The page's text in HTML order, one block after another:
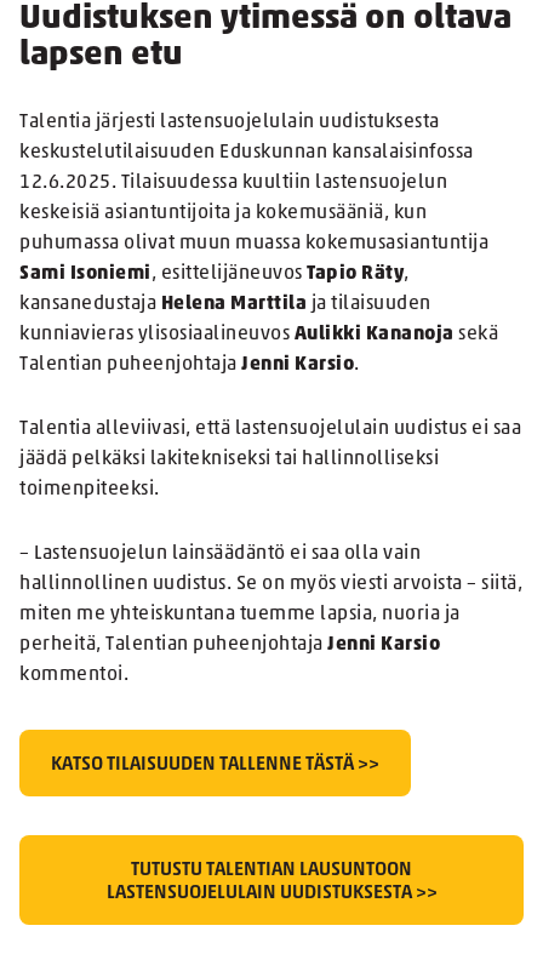
Uudistuksen ytimessä on oltava
lapsen etu
Talentia järjesti lastensuojelulain uudistuksesta
keskustelutilaisuuden Eduskunnan kansalaisinfossa
12.6.2025. Tilaisuudessa kuultiin lastensuojelun
keskeisiä asiantuntijoita ja kokemusääniä, kun
puhumassa olivat muun muassa kokemusasiantuntija
Sami Isoniemi, esittelijäneuvos Tapio Räty,
kansanedustaja Helena Marttila ja tilaisuuden
kunniavieras ylisosiaalineuvos Aulikki Kananoja sekä
Talentian puheenjohtaja Jenni Karsio.
Talentia alleviivasi, että lastensuojelulain uudistus ei saa
jäädä pelkäksi lakitekniseksi tai hallinnolliseksi
toimenpiteeksi.
– Lastensuojelun lainsäädäntö ei saa olla vain
hallinnollinen uudistus. Se on myös viesti arvoista – siitä,
miten me yhteiskuntana tuemme lapsia, nuoria ja
perheitä, Talentian puheenjohtaja Jenni Karsio
kommentoi.
KATSO TILAISUUDEN TALLENNE TÄSTÄ >>
TUTUSTU TALENTIAN LAUSUNTOON
LASTENSUOJELULAIN UUDISTUKSESTA >>